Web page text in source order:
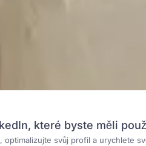
které byste měli
optimalizujte svůj profil a urychlete